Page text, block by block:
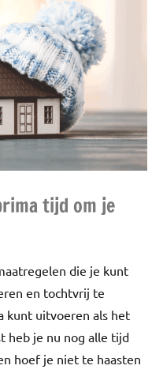
tijd om je
die je kunt
en tochtvrij te
kunt uitvoeren als het
heb je nu nog alle tijd
hoef je niet te haasten